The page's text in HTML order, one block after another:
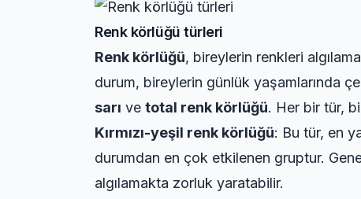
Renk körlüğü türleri
Renk körlüğü, bireylerin renkleri
durum, bireylerin günlük yaşamlarında
sarı ve total renk körlüğü. Her bir tür,
Kırmızı-yeşil renk körlüğü: Bu tür, en
durumdan en çok etkilenen gruptur.
algılamakta zorluk yaratabilir.